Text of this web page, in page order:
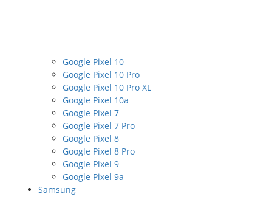
Google Pixel 10
Google Pixel 10 Pro
Google Pixel 10 Pro XL
Google Pixel 10a
Google Pixel 7
Google Pixel 7 Pro
Google Pixel 8
Google Pixel 8 Pro
Google Pixel 9
Google Pixel 9a
Samsung